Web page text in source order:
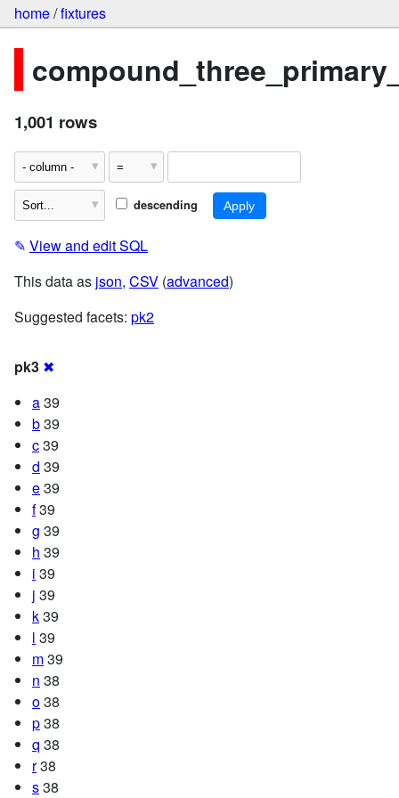
home/fixtures
1,001 rows
descending
✎ View and edit SQL
This data as json, CSV (advanced)
Suggested facets: pk2
pk3 ✖
a39
b39
c39
d 39
e39
f39
g 39
h 39
i 39
j 39
k39
l 39
m39
n 38
o38
p38
q 38
r38
s38